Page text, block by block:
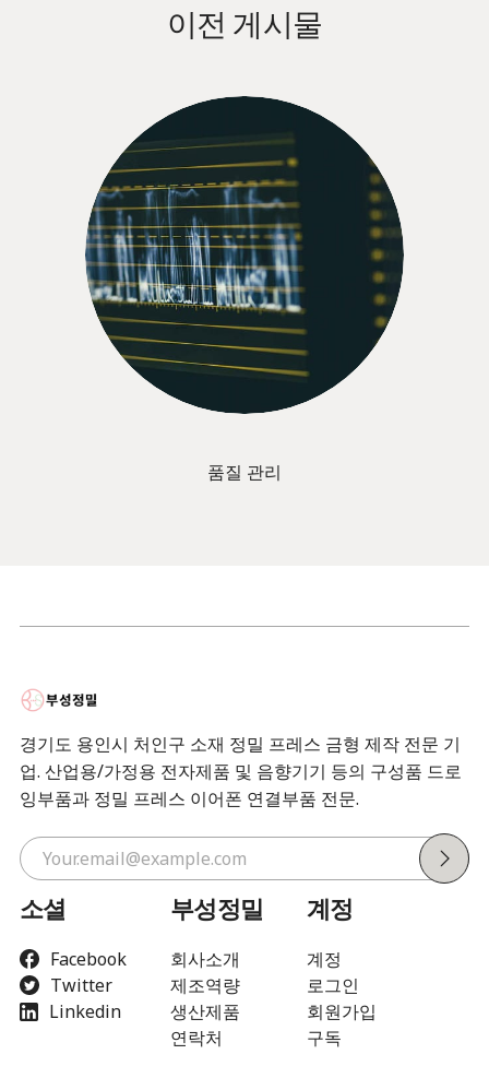
이전 게시물
품질 관리
경기도 용인시 처인구 소재 정밀 프레스 금형 제작 전문 기
업. 산업용/가정용 전자제품 및 음향기기 등의 구성품 드로
잉부품과 정밀 프레스 이어폰 연결부품 전문.
소셜
Facebook
Twitter
Linkedin
부성정밀
회사소개
제조역량
생산제품
연락처
계정
계정
로그인
회원가입
구독